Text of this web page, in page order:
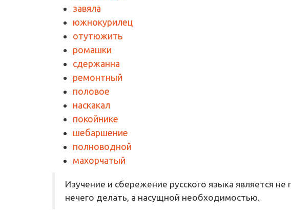
завяла
южнокурилец
отутюжить
ромашки
сдержанна
ремонтный
половое
наскакал
покойнике
шебаршение
полноводной
махорчатый
Изучение и сбережение русского языка является
нечего делать, а насущной необходимостью.